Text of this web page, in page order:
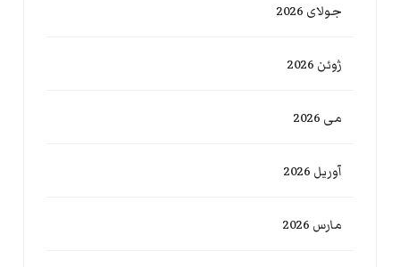
جولای 2026
ژوئن 2026
می 2026
آوریل 2026
مارس 2026